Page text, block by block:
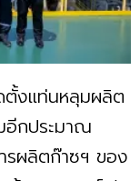
ตั้งแท่นหลุมผลิต
อีกประมาณ
รผลิตก๊าซฯ ของ